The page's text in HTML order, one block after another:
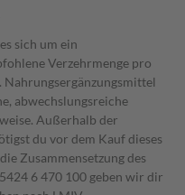
sich um ein
Verzehrmenge pro
abwechslungsreiche
Außerhalb der
du vor dem Kauf dieses
Zusammensetzung des
6 470 100 geben wir dir